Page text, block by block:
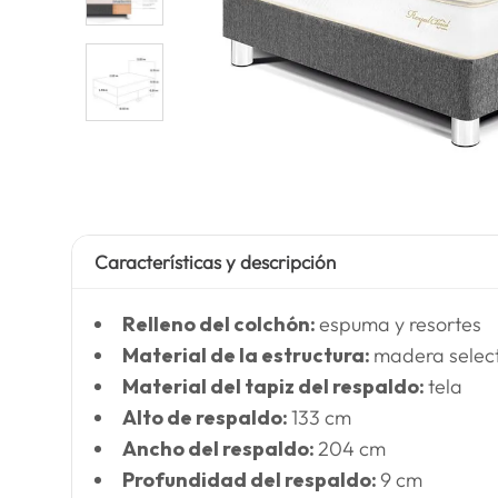
Características y descripción
Relleno del colchón:espuma y resortes
Material de la estructura: madera
Material del tapiz del respaldo:tela
Alto de respaldo:133 cm
Ancho del respaldo:204 cm
Profundidad del respaldo:9 cm